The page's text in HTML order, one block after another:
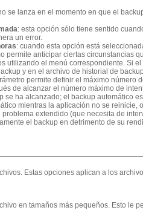
se lanza en el momento en que el
: esta opción sólo tiene sentido
un error.
: cuando esta opción está
permite anticipar ciertas circunstancias
utilizando el menú correspondiente. Si
y en el archivo de historial de
permite definir el máximo número
de alcanzar el número máximo de
se ha alcanzado; el backup automático
mientras la aplicación no se reinicie,
extendido (que necesita de
el backup en detrimento de su
Estas opciones aplican a los
en tamaños más pequeños. Esto le